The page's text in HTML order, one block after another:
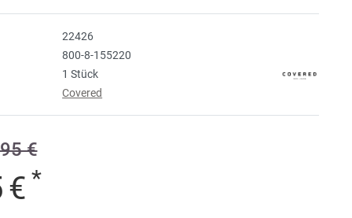
22426
800-8-155220
1 Stück
Covered
€
€ *